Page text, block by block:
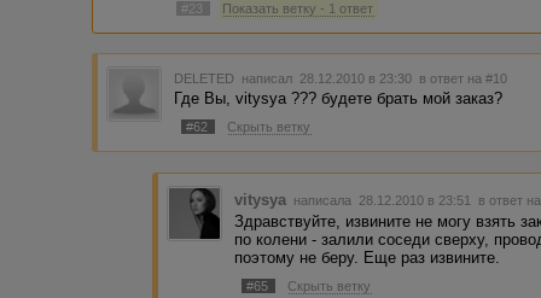
#23 Показать ветку - 1 ответ
DELETED написал 28.12.2010 в 23:30 в ответ на #10
Где Вы, vitysya ??? будете брать мой заказ?
#62 Скрыть ветку
vitysya написала 28.12.2010 в 23:51 в ответ
Здравствуйте, извините не могу взять
по колени - залили соседи сверху,
поэтому не беру. Еще раз извините.
#65 Скрыть ветку